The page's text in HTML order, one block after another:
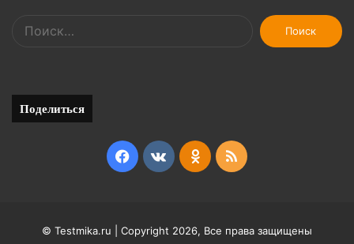
Найти:
Поделиться
Facebook
vk.comOdnoklassniki
RSS
© Testmika.ru | Copyright 2026, Все права защищены